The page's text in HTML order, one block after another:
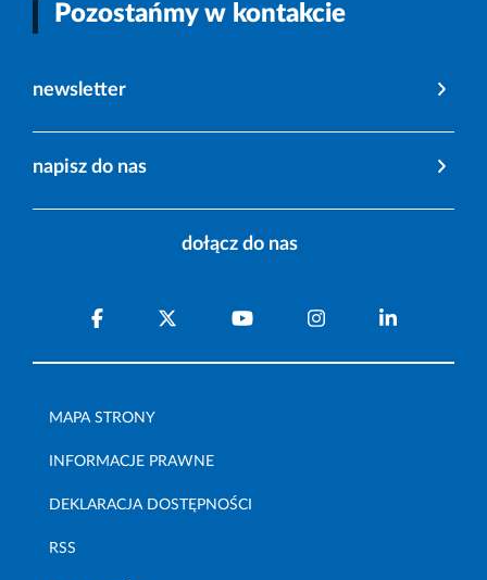
Pozostańmy w kontakcie
newsletter
napisz do nas
dołącz do nas
MAPA STRONY
INFORMACJE PRAWNE
DEKLARACJA DOSTĘPNOŚCI
RSS